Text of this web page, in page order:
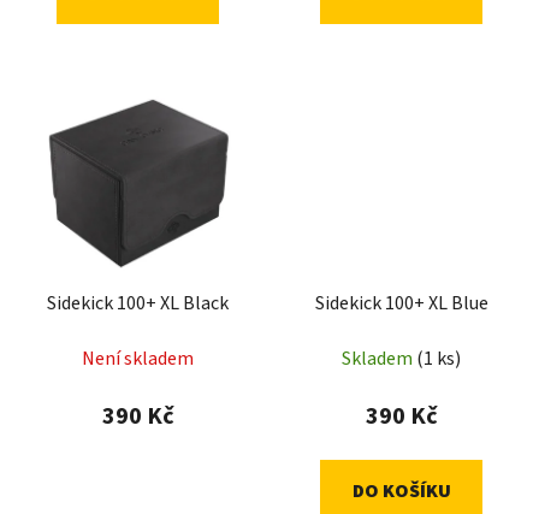
Sidekick 100+ XL Black
Není skladem
390 Kč
Sidekick 100+ XL Blue
Skladem (1 ks)
390 Kč
DO KOŠÍKU